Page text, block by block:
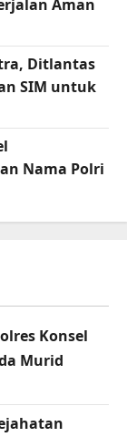
Aman
Ditlantas
SIM untuk
Nama Polri
Konsel
Murid